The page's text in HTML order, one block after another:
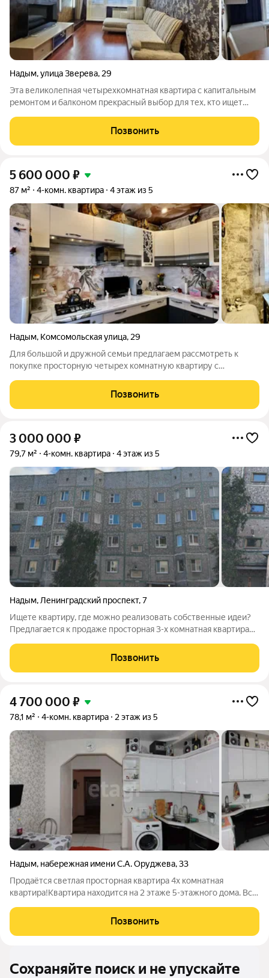
Надым,улица Зверева, 29
Эта великолепная четырехкомнатная квартира с капитальным
ремонтом и балконом прекрасный выбор для тех, кто ищет
этой квартиры продуман и оформлен с вниманием к деталям,
создавая уютную и
Позвонить
5 600 000 ₽
87 м² 4-комн. квартира 4 этаж из 5
Надым, Комсомольская улица, 29
Для большой и дружной семьи предлагаем рассмотреть к
покупке просторную четырех комнатную квартиру с
жилого дома, общей площадью помещения 87.3 кв.м. В
квартире установлены пластиковые окна и
Позвонить
3 000 000 ₽
79,7 м² 4-комн. квартира 4 этаж из 5
Надым, Ленинградский проспект,7
Ищете квартиру, где можно реализовать собственные идеи?
Предлагается к продаже просторная 3-х комнатная квартира
идеальное пространство с нуля. Что вы получаете: три
изолированные комнаты
Позвонить
4 700 000 ₽
78,1 м² 4-комн. квартира 2 этаж из 5
Надым, набережная имени С.А. Оруджева,33
Продаётся светлая просторная квартира 4х комнатная
квартира!Квартира находится на 2 этаже 5-этажного дома. Все
прекрасный вид и возможность наблюдать все праздничные
мероприятия и фейерверки не
Позвонить
Сохраняйте поиск и не упускайте